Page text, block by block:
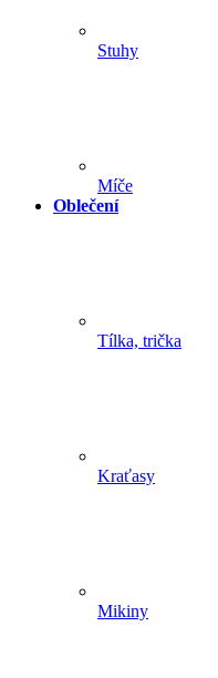
Stuhy
Míče
Oblečení
Tílka, trička
Kraťasy
Mikiny